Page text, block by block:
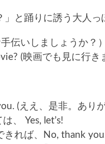
」と踊りに誘う大人っ
伝いしましょうか？）
(映画でも見に行き
(ええ、是非。あり
、 Yes, let’s!
れば、No, thank